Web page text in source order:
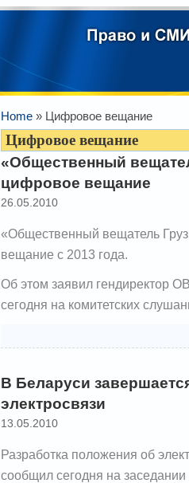
Home » Цифровое вещание
Цифровое вещание
«Общественный
цифровое вещание
26.05.2010
«Общественный вещатель
вещание с 2013 года.
Об этом заявил гендиректор
сегодня на комитетских
В Беларуси
электросвязи
13.05.2010
Разработка положения об
сообщил сегодня на